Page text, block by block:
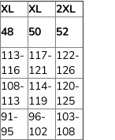
XL XL
2XL
48 50
52
113-
116
117-
121
122-
126
108-
113
114-
119
120-
125
91-
95
96-
102
103-
108